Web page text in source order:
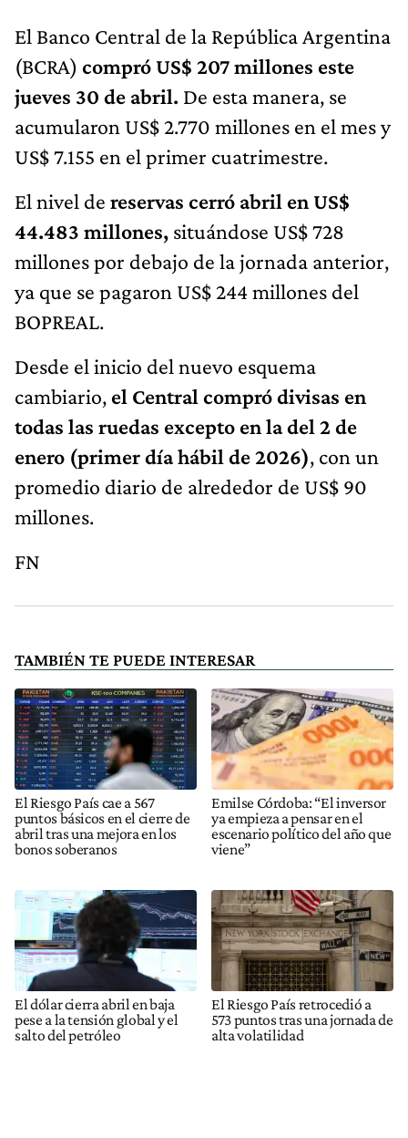
El Banco Central de la República Argentina
(BCRA) compró US$ 207 millones este
jueves 30 de abril. De esta manera, se
acumularon US$ 2.770 millones en el mes y
US$ 7.155 en el primer cuatrimestre.
El nivel de reservas cerró abril en US$
44.483 millones, situándose US$ 728
millones por debajo de la jornada anterior,
ya que se pagaron US$ 244 millones del
BOPREAL.
Desde el inicio del nuevo esquema
cambiario, el Central compró divisas en
todas las ruedas excepto en la del 2 de
enero (primer día hábil de 2026), con un
promedio diario de alrededor de US$ 90
millones.
FN
TAMBIÉN TE PUEDE INTERESAR
El Riesgo País cae a 567
puntos básicos en el cierre de
abril tras una mejora en los
bonos soberanos
Emilse Córdoba: “El inversor
ya empieza a pensar en el
escenario político del año que
viene”
El dólar cierra abril en baja
pese a la tensión global y el
salto del petróleo
El Riesgo País retrocedió a
573 puntos tras una jornada de
alta volatilidad